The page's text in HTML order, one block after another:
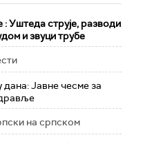
: Уштеда струје, разводи
и звуци трубе
дана: Јавне чесме за
на српском